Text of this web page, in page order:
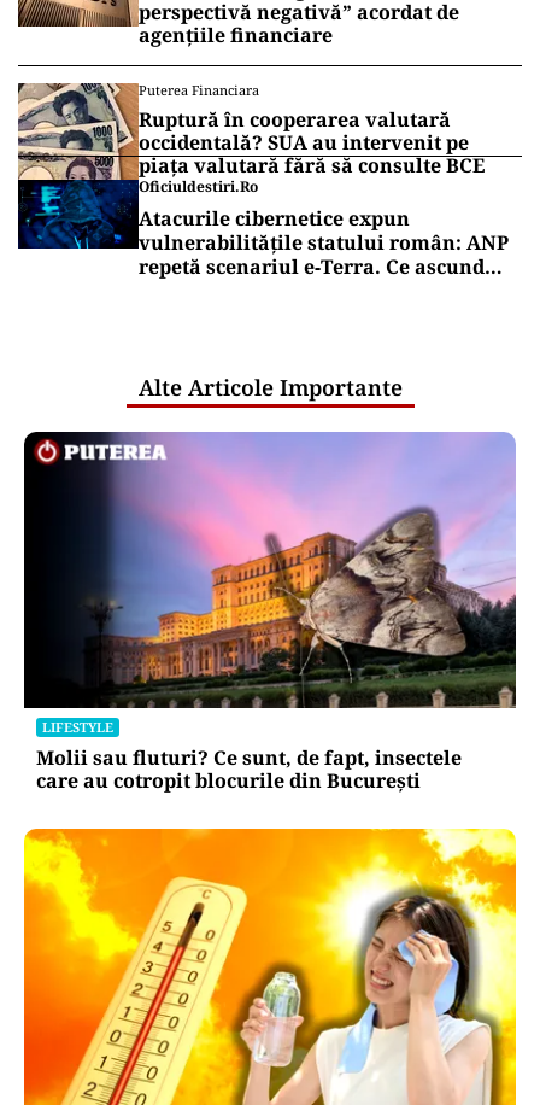
perspectivă negativă” acordat de
agențiile financiare
Puterea Financiara
Ruptură în cooperarea valutară
occidentală? SUA au intervenit pe
piața valutară fără să consulte BCE
Oficiuldestiri.ro
Atacurile cibernetice expun
vulnerabilitățile statului român: ANP
repetă scenariul e‑Terra. Ce ascund
Alte Articole Importante
LIFESTYLE
Molii sau fluturi? Ce sunt, de fapt, insectele
care au cotropit blocurile din București